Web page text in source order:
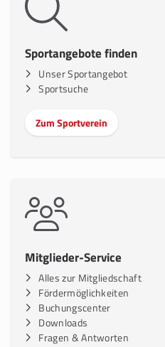
Sportangebote finden
Unser Sportangebot
Sportsuche
Zum Sportverein
Mitglieder-Service
Alles zur Mitgliedschaft
Fördermöglichkeiten
Buchungscenter
Downloads
Fragen & Antworten